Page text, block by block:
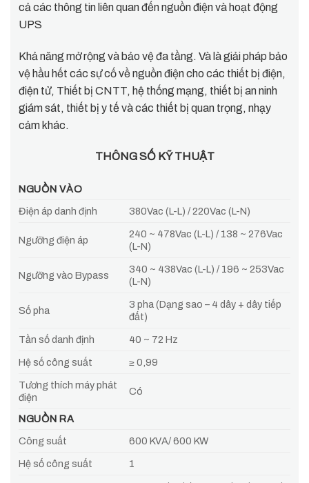
cả các thông tin liên quan đến nguồn điện và hoạt động
UPS
Khả năng mở rộng và bảo vệ đa tầng. Và là giải pháp bảo
vệ hầu hết các sự cố về nguồn điện cho các thiết bị điện,
điện tử, Thiết bị CNTT, hệ thống mạng, thiết bị an ninh
giám sát, thiết bị y tế và các thiết bị quan trọng, nhạy
cảm khác.
THÔNG SỐ KỸ THUẬT
NGUỒN VÀO
Điện áp danh định
380Vac (L-L) / 220Vac (L-N)
Ngưỡng điện áp
240 ~ 478Vac (L-L) / 138 ~ 276Vac
(L-N)
Ngưỡng vào Bypass
340 ~ 438Vac (L-L) / 196 ~ 253Vac
(L-N)
Số pha
3 pha (Dạng sao – 4 dây + dây tiếp
đất)
Tần số danh định 40 ~ 72 Hz
Hệ số công suất ≥ 0,99
Tương thích máy phát
điện
Có
NGUỒN RA
Công suất
600 KVA/ 600 KW
Hệ số công suất 1